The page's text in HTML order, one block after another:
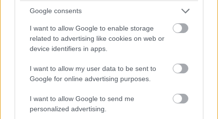
Google consents
I want to allow Google to enable storage
related to advertising like cookies on web or
device identifiers in apps.
I want to allow my user data to be sent to
Google for online advertising purposes.
I want to allow Google to send me
personalized advertising.
és NASCAR is: mutatjuk a programot és a
közvetítéseket.
A menetrend ebben a cikkben található!
Podcast: Mi dönti el az F1-es vb-címet?
Helyszíni benyomások, tapasztalatok és
információk a silverstone-i paddockból: a